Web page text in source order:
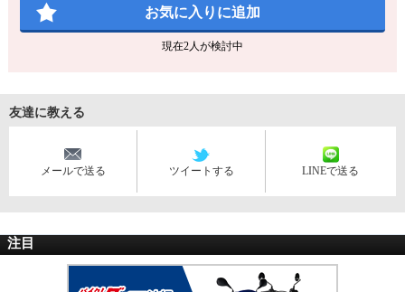
お気に入りに追加
現在2人が検討中
友達に教える
メールで送る ツイートする LINEで送る
注目